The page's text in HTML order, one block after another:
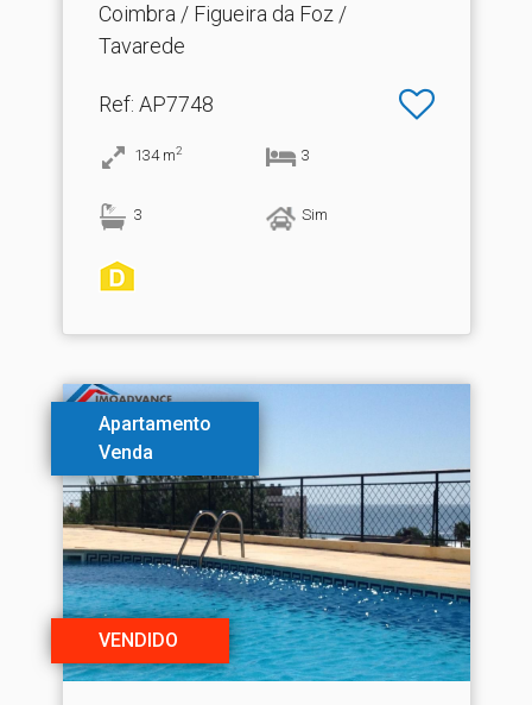
Coimbra / Figueira da Foz /
Tavarede
Ref: AP7748
134 m2 3
3 Sim
Apartamento
Venda
VENDIDO